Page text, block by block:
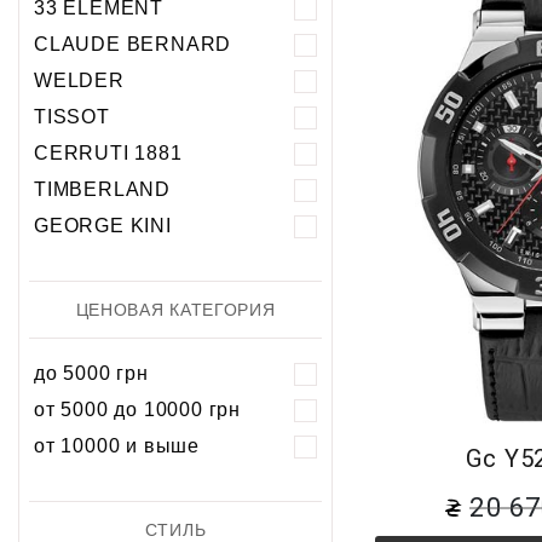
Хронограф
Механика
Календарь
Хронограф
Механика
33 ELEMENT
CLAUDE BERNARD
WELDER
TISSOT
CERRUTI 1881
TIMBERLAND
GEORGE KINI
ЦЕНОВАЯ КАТЕГОРИЯ
до 5000 грн
от 5000 до 10000 грн
от 10000 и выше
СТИЛЬ
Gc
20